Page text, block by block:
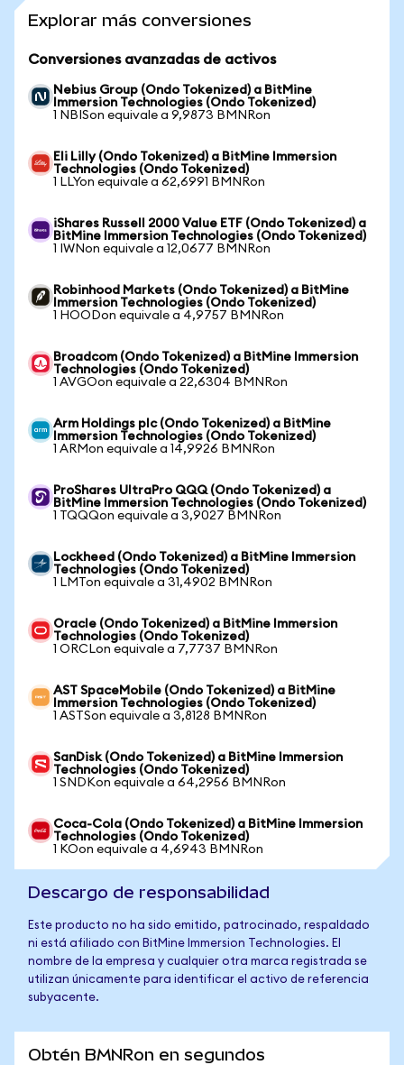
Explorar más conversiones
Conversiones avanzadas de activos
Nebius Group (Ondo Tokenized) a BitMine
Immersion Technologies (Ondo Tokenized)
1 NBISon equivale a 9,9873 BMNRon
Eli Lilly (Ondo Tokenized) a BitMine Immersion
Technologies (Ondo Tokenized)
1 LLYon equivale a 62,6991 BMNRon
iShares Russell 2000 Value ETF (Ondo Tokenized) a
BitMine Immersion Technologies (Ondo Tokenized)
1 IWNon equivale a 12,0677 BMNRon
Robinhood Markets (Ondo Tokenized) a BitMine
Immersion Technologies (Ondo Tokenized)
1 HOODon equivale a 4,9757 BMNRon
Broadcom (Ondo Tokenized) a BitMine Immersion
Technologies (Ondo Tokenized)
1 AVGOon equivale a 22,6304 BMNRon
Arm Holdings plc (Ondo Tokenized) a BitMine
Immersion Technologies (Ondo Tokenized)
1 ARMon equivale a 14,9926 BMNRon
ProShares UltraPro QQQ (Ondo Tokenized) a
BitMine Immersion Technologies (Ondo Tokenized)
1 TQQQon equivale a 3,9027 BMNRon
Lockheed (Ondo Tokenized) a BitMine Immersion
Technologies (Ondo Tokenized)
1 LMTon equivale a 31,4902 BMNRon
Oracle (Ondo Tokenized) a BitMine Immersion
Technologies (Ondo Tokenized)
1 ORCLon equivale a 7,7737 BMNRon
AST SpaceMobile (Ondo Tokenized) a BitMine
Immersion Technologies (Ondo Tokenized)
1 ASTSon equivale a 3,8128 BMNRon
SanDisk (Ondo Tokenized) a BitMine Immersion
Technologies (Ondo Tokenized)
1 SNDKon equivale a 64,2956 BMNRon
Coca-Cola (Ondo Tokenized) a BitMine Immersion
Technologies (Ondo Tokenized)
1 KOon equivale a 4,6943 BMNRon
Descargo de responsabilidad
Este producto no ha sido emitido, patrocinado, respaldado
ni está afiliado con BitMine Immersion Technologies. El
nombre de la empresa y cualquier otra marca registrada se
utilizan únicamente para identificar el activo de referencia
subyacente.
Obtén BMNRon en segundos